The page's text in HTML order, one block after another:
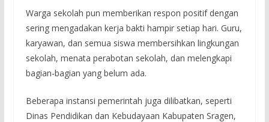
Warga sekolah pun memberikan respon positif dengan
sering mengadakan kerja bakti hampir setiap hari. Guru,
karyawan, dan semua siswa membersihkan lingkungan
sekolah, menata perabotan sekolah, dan melengkapi
bagian-bagian yang belum ada.
Beberapa instansi pemerintah juga dilibatkan, seperti
Dinas Pendidikan dan Kebudayaan Kabupaten Sragen,